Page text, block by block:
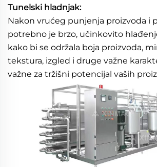
Tunelski hladnjak:
Nakon vrućeg punjenja proizvoda i
potrebno je brzo, učinkovito
kako bi se održala boja proizvoda,
tekstura, izgled i druge važne
važne za tržišni potencijal vaših